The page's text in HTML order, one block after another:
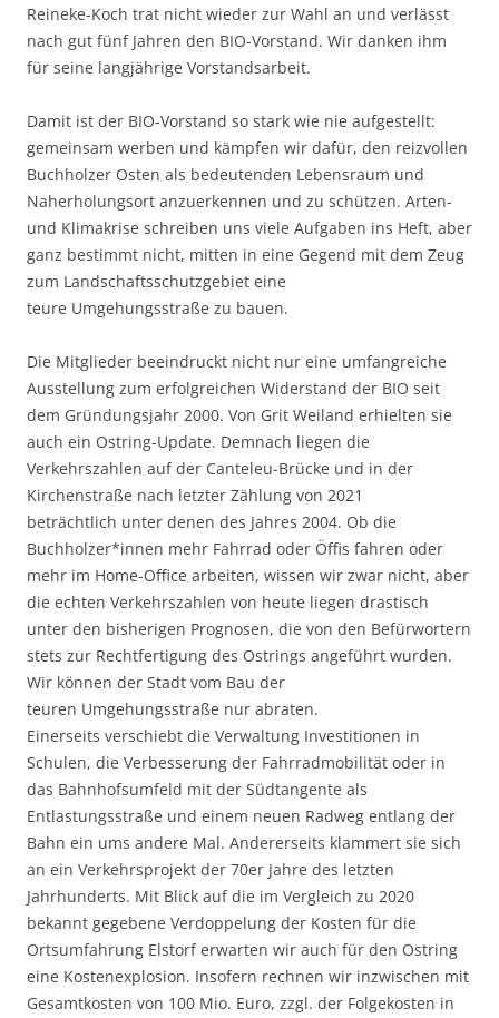
Reineke-Koch trat nicht wieder zur Wahl an und verlässt
nach gut fünf Jahren den BIO-Vorstand. Wir danken ihm
für seine langjährige Vorstandsarbeit.
Damit ist der BIO-Vorstand so stark wie nie aufgestellt:
gemeinsam werben und kämpfen wir dafür, den reizvollen
Buchholzer Osten als bedeutenden Lebensraum und
Naherholungsort anzuerkennen und zu schützen. Arten-
und Klimakrise schreiben uns viele Aufgaben ins Heft, aber
ganz bestimmt nicht, mitten in eine Gegend mit dem Zeug
zum Landschaftsschutzgebiet eine
teure Umgehungsstraße zu bauen.
Die Mitglieder beeindruckt nicht nur eine umfangreiche
Ausstellung zum erfolgreichen Widerstand der BIO seit
dem Gründungsjahr 2000. Von Grit Weiland erhielten sie
auch ein Ostring-Update. Demnach liegen die
Verkehrszahlen auf der Canteleu-Brücke und in der
Kirchenstraße nach letzter Zählung von 2021
beträchtlich unter denen des Jahres 2004. Ob die
Buchholzer*innen mehr Fahrrad oder Öffis fahren oder
mehr im Home-Office arbeiten, wissen wir zwar nicht, aber
die echten Verkehrszahlen von heute liegen drastisch
unter den bisherigen Prognosen, die von den Befürwortern
stets zur Rechtfertigung des Ostrings angeführt wurden.
Wir können der Stadt vom Bau der
teuren Umgehungsstraße nur abraten.
Einerseits verschiebt die Verwaltung Investitionen in
Schulen, die Verbesserung der Fahrradmobilität oder in
das Bahnhofsumfeld mit der Südtangente als
Entlastungsstraße und einem neuen Radweg entlang der
Bahn ein ums andere Mal. Andererseits klammert sie sich
an ein Verkehrsprojekt der 70er Jahre des letzten
Jahrhunderts. Mit Blick auf die im Vergleich zu 2020
bekannt gegebene Verdoppelung der Kosten für die
Ortsumfahrung Elstorf erwarten wir auch für den Ostring
eine Kostenexplosion. Insofern rechnen wir inzwischen mit
Gesamtkosten von 100 Mio. Euro, zzgl. der Folgekosten in